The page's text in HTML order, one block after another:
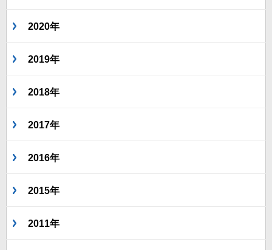
2020年
2019年
2018年
2017年
2016年
2015年
2011年